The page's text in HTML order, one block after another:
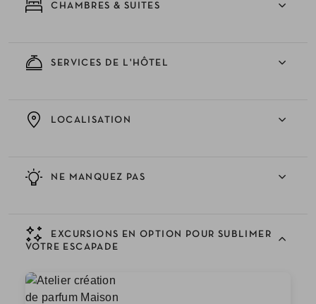
CHAMBRES & SUITES
SERVICES DE L'HÔTEL
NE MANQUEZ PAS
LOCALISATION
EXCURSIONS EN OPTION POUR SUBLIMER
VOTRE ESCAPADE